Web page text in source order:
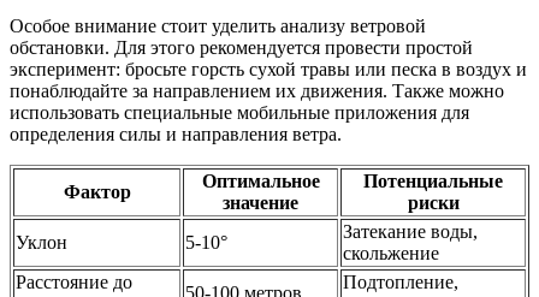
Особое внимание стоит уделить анализу ветровой
обстановки. Для этого рекомендуется провести простой
эксперимент: бросьте горсть сухой травы или песка в воздух и
понаблюдайте за направлением их движения. Также можно
использовать специальные мобильные приложения для
определения силы и направления ветра.
Фактор
Оптимальное
значение
Потенциальные
риски
Уклон
5-10°
Затекание воды,
скольжение
Расстояние до
50-100 метров
Подтопление,